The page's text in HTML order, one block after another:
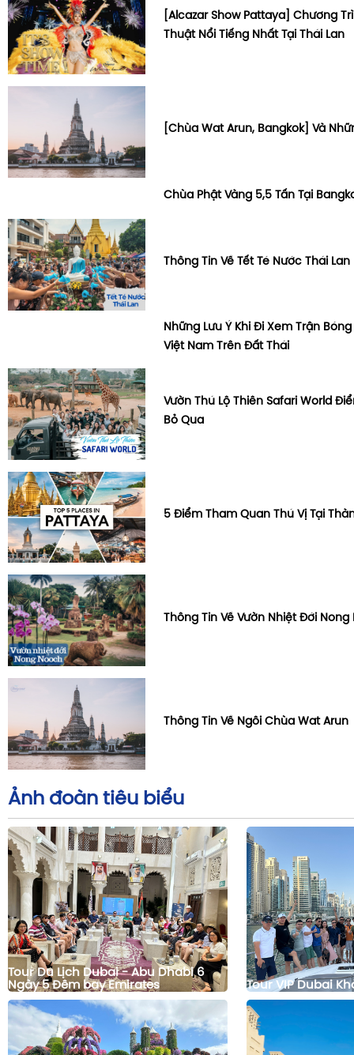
[Alcazar Show Pattaya] Chương
Thuật Nổi Tiếng Nhất Tại Thái Lan
[Chùa Wat Arun, Bangkok] Và
Chùa Phật Vàng 5,5 Tấn Tại
Thông Tin Về Tết Té Nước Thái
Những Lưu Ý Khi Đi Xem Trận
Việt Nam Trên Đất Thái
Vườn Thú Lộ Thiên Safari World
Bỏ Qua
5 Điểm Tham Quan Thú Vị Tại
Thông Tin Về Vườn Nhiệt Đới
Thông Tin Về Ngôi Chùa Wat Arun
Ảnh đoàn tiêu biểu
Tour Du Lịch Dubai - Abu Dhabi 6
Ngày 5 Đêm bay Emirates
Tour VIP Dubai